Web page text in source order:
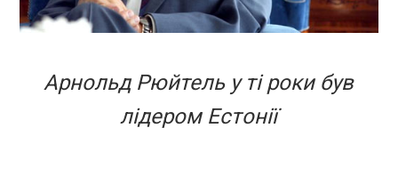
Арнольд Рюйтель у ті роки був
лідером Естонії